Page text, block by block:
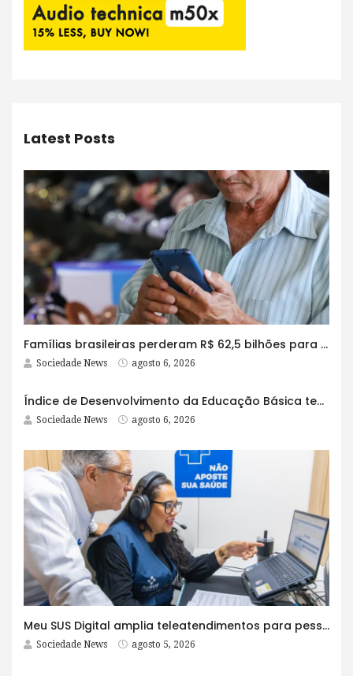
Latest Posts
Famílias brasileiras perderam R$ 62,5 bilhões para bets em 2025
Sociedade News agosto 6, 2026
Índice de Desenvolvimento da Educação Básica tem elevação em todas as etapas
Sociedade News agosto 6, 2026
Meu SUS Digital amplia teleatendimentos para pessoas com problemas com jogos e apostas
Sociedade News agosto 5, 2026